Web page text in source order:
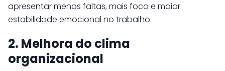
apresentar menos faltas, mais foco e maior
estabilidade emocional no trabalho.
2. Melhora do clima
organizacional